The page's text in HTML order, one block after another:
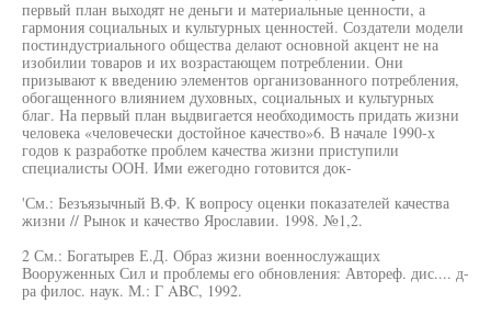
первый план выходят не деньги и материальные ценности, а
гармония социальных и культурных ценностей. Создатели модели
постиндустриального общества делают основной акцент не на
изобилии товаров и их возрастающем потреблении. Они
призывают к введению элементов организованного потребления,
обогащенного влиянием духовных, социальных и культурных
благ. На первый план выдвигается необходимость придать жизни
человека «человечески достойное качество»6. В начале 1990-х
годов к разработке проблем качества жизни приступили
специалисты ООН. Ими ежегодно готовится док-
'См.: Безъязычный В.Ф. К вопросу оценки показателей качества
жизни // Рынок и качество Ярославии. 1998. №1,2.
2 См.: Богатырев Е.Д. Образ жизни военнослужащих
Вооруженных Сил и проблемы его обновления: Автореф. дис.... д-
ра филос. наук. М.: Г ABC, 1992.